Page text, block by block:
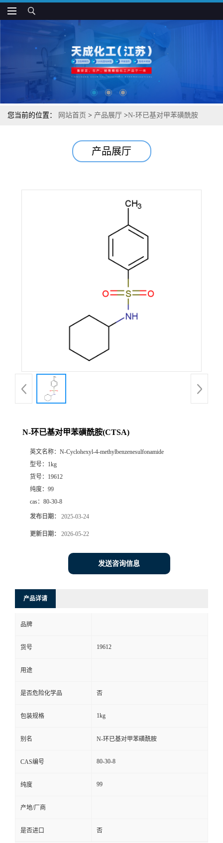
您当前的位置： 网站首页 > 产品展厅 >N-环已基对甲苯磺酰胺
产品展厅
N-环已基对甲苯磺酰胺(CTSA)
英文名称： N-Cyclohexyl-4-methylbenzenesulfonamide
型号： 1kg
货号： 19612
纯度： 99
cas： 80-30-8
发布日期： 2025-03-24
更新日期： 2026-05-22
发送咨询信息
产品详请
品牌
货号 19612
用途
是否危险化学品 否
包装规格 1kg
别名 N-环已基对甲苯磺酰胺
CAS编号 80-30-8
纯度 99
产地/厂商
是否进口 否